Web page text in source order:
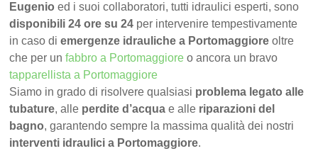
Eugenio ed i suoi collaboratori, tutti idraulici esperti, sono
disponibili 24 ore su 24 per intervenire tempestivamente
in caso diemergenze idrauliche a Portomaggioreoltre
che per unfabbro a Portomaggiore o ancora un bravo
tapparellista a Portomaggiore
Siamo in grado di risolvere qualsiasi problema legato alle
tubature, alle perdite d’acqua e alle riparazioni del
bagno, garantendo sempre la massima qualità dei nostri
interventi idraulici a Portomaggiore.